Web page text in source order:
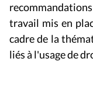
travail mis en
cadre de la
liés à l'usage de